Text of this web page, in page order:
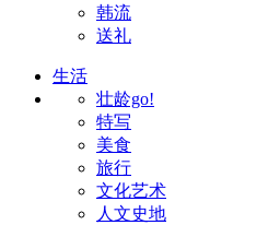
韩流
送礼
生活
壮龄go!
特写
美食
旅行
文化艺术
人文史地